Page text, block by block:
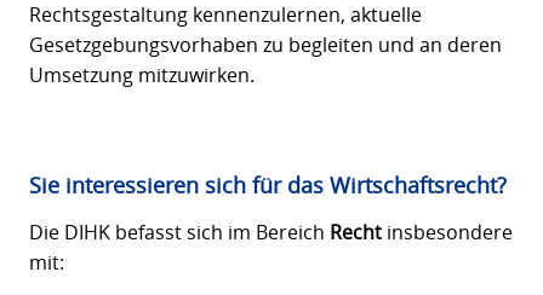
Rechtsgestaltung kennenzulernen, aktuelle
Gesetzgebungsvorhaben zu begleiten und an deren
Umsetzung mitzuwirken.
Sie interessieren sich für das Wirtschaftsrecht?
Die DIHK befasst sich im Bereich Recht insbesondere
mit: